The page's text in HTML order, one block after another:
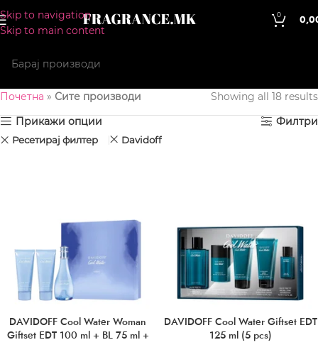
Skip to navigation
Skip to main content
0
Почетна » Сите производи
Showing all 18 results
Прикажи опции
Филтри
Ресетирај филтер Davidoff
DAVIDOFF Cool Water Woman
Giftset EDT 100 ml + BL 75 ml +
DAVIDOFF Cool Water Giftset EDT
125 ml (5 pcs)